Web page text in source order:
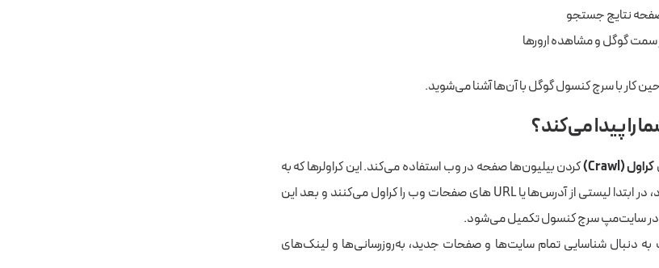
گوگل و مشاهده ارورها
کار با سرچ کنسول گوگل با آن‌ها آشنا می‌شوید.
را پیدا می‌کند؟
کراول (Crawl)
کردن بیلیون‌ها صفحه در وب استفاده می‌کند. این کراولرها که به
گفته می‌شود، در ابتدا لیستی از آدرس‌ها یا URL های صفحات وب را کراول می‌کنند و بعد این
سایت‌مپ سرچ کنسول تکمیل می‌شود.
به دنبال شناسایی تمام سایت‌ها و صفحات جدید، به‌روزرسانی‌ها و لینک‌های